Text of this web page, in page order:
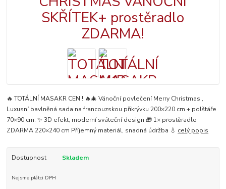
🔥 TOTÁLNÍ MASAKR CEN ! 🔥🎄 Vánoční povlečení Merry Christmas ,
Luxusní bavlněná sada na francouzskou přikrývku 200×220 cm + polštáře
70×90 cm. ✨ 3D efekt, moderní sváteční design 🎁 1× prostěradlo
ZDARMA 220×240 cm Příjemný materiál, snadná údržba 💧 celý popis
Dostupnost Skladem
Nejsme plátci DPH